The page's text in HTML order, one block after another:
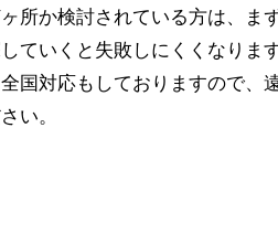
所か検討されている方は、ま
ていくと失敗しにくくなります
国対応もしておりますので、
い。